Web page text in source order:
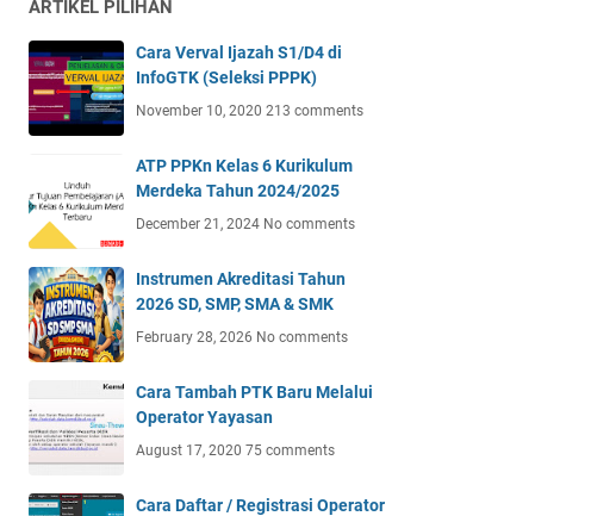
ARTIKEL PILIHAN
Cara Verval Ijazah S1/D4 di
InfoGTK (Seleksi PPPK)
November 10, 2020 213 comments
ATP PPKn Kelas 6 Kurikulum
Merdeka Tahun 2024/2025
December 21, 2024 No comments
Instrumen Akreditasi Tahun
2026 SD, SMP, SMA & SMK
February 28, 2026 No comments
Cara Tambah PTK Baru Melalui
Operator Yayasan
August 17, 2020 75 comments
Cara Daftar / Registrasi Operator